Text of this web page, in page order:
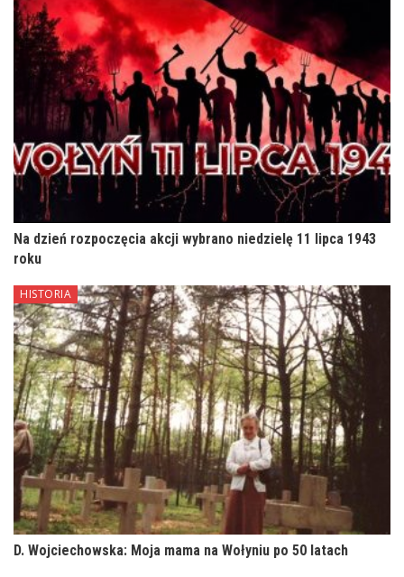
Na dzień rozpoczęcia akcji wybrano niedzielę 11 lipca 1943
roku
HISTORIA
D. Wojciechowska: Moja mama na Wołyniu po 50 latach